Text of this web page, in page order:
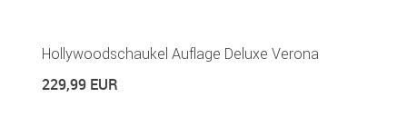
Hollywoodschaukel Auflage Deluxe Verona
229,99 EUR